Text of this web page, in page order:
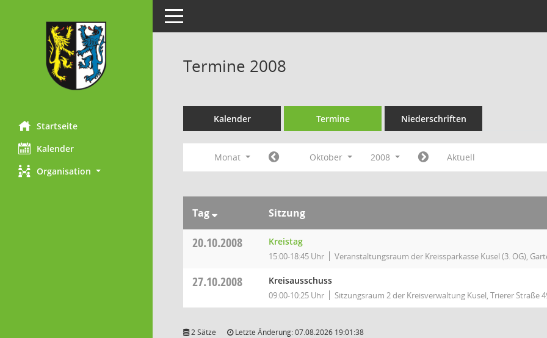
Startseite
Kalender
Organisation
Toggle navigation
Termine 2008
Kalender Termine Niederschriften
Monat Oktober 2008 Aktuell
Tag Sitzung
20.10.2008 Kreistag
15:00-18:45 Uhr Veranstaltungsraum der Kreissparkasse Kusel (3. OG),
27.10.2008 Kreisausschuss
09:00-10:25 Uhr Sitzungsraum 2 der Kreisverwaltung Kusel, Trierer Straße
2 Sätze Letzte Änderung: 07.08.2026 19:01:38